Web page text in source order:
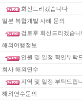
회신드리겠습니다
일본 복합개발 사례 문의
검토후 회신드리겠습
해외여행정보
인원 및 일정 확인부탁
회사 해외연수
지역 및 일정 부탁드립
해외연수문의